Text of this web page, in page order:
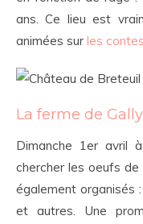
ans. Ce lieu est
animées sur les
La ferme de Gally
Dimanche 1er avril
chercher les oeufs
également organisés
et autres. Une